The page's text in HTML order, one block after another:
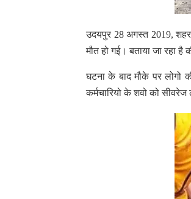
उदयपुर 28 अगस्त 2019, शहर
मौत हो गई। बताया जा रहा
घटना के बाद मौके पर लोगो
कर्मचारियो के शवो को